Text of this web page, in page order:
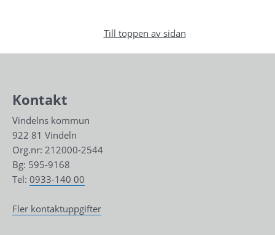
Till toppen av sidan
Kontakt
Vindelns kommun
922 81 Vindeln
Org.nr: 212000-2544
Bg: 595-9168
Tel: 0933-140 00
Fler kontaktuppgifter